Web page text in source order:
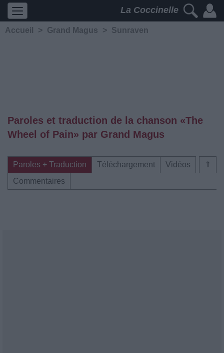
La Coccinelle
Accueil > Grand Magus > Sunraven
Paroles et traduction de la chanson «The
Wheel of Pain» par Grand Magus
⇑
Paroles + Traduction Téléchargement
Vidéos
Commentaires